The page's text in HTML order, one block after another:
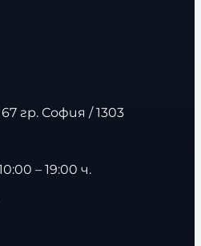
гр. София / 1303
– 19:00 ч.